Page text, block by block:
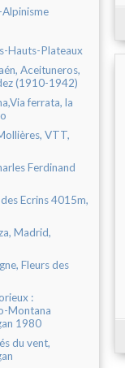
Hauts-Plateaux
Aceituneros,
(1910-1942)
ferrata, la
VTT,
Ferdinand
Ecrins 4015m,
Madrid,
Fleurs des
:
Montana
1980
du vent,